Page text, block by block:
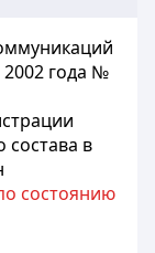
года №
в
состоянию